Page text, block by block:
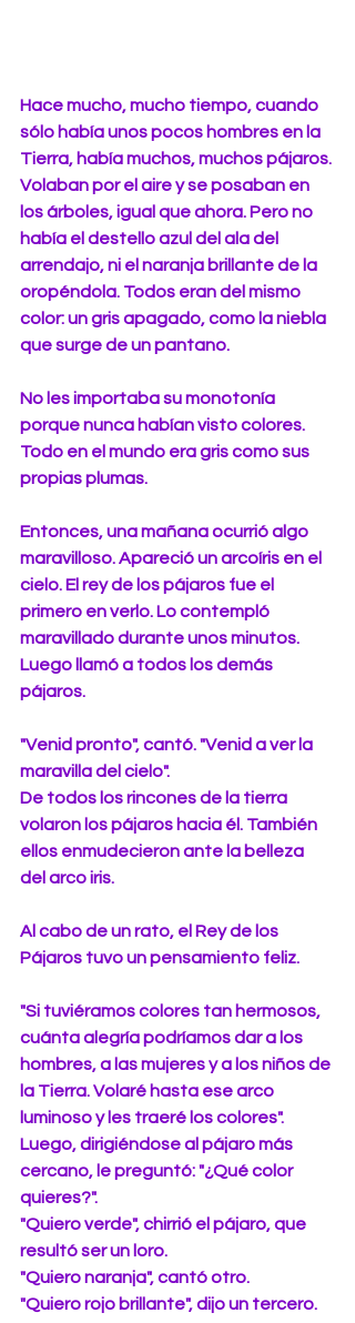
Hace mucho, mucho tiempo, cuando
sólo había unos pocos hombres en la
Tierra, había muchos, muchos pájaros.
Volaban por el aire y se posaban en
los árboles, igual que ahora. Pero no
había el destello azul del ala del
arrendajo, ni el naranja brillante de la
oropéndola. Todos eran del mismo
color: un gris apagado, como la niebla
que surge de un pantano.
No les importaba su monotonía
porque nunca habían visto colores.
Todo en el mundo era gris como sus
propias plumas.
Entonces, una mañana ocurrió algo
maravilloso. Apareció un arcoíris en el
cielo. El rey de los pájaros fue el
primero en verlo. Lo contempló
maravillado durante unos minutos.
Luego llamó a todos los demás
pájaros.
"Venid pronto", cantó. "Venid a ver la
maravilla del cielo".
De todos los rincones de la tierra
volaron los pájaros hacia él. También
ellos enmudecieron ante la belleza
del arco iris.
Al cabo de un rato, el Rey de los
Pájaros tuvo un pensamiento feliz.
"Si tuviéramos colores tan hermosos,
cuánta alegría podríamos dar a los
hombres, a las mujeres y a los niños de
la Tierra. Volaré hasta ese arco
luminoso y les traeré los colores".
Luego, dirigiéndose al pájaro más
cercano, le preguntó: "¿Qué color
quieres?".
"Quiero verde", chirrió el pájaro, que
resultó ser un loro.
"Quiero naranja", cantó otro.
"Quiero rojo brillante", dijo un tercero.